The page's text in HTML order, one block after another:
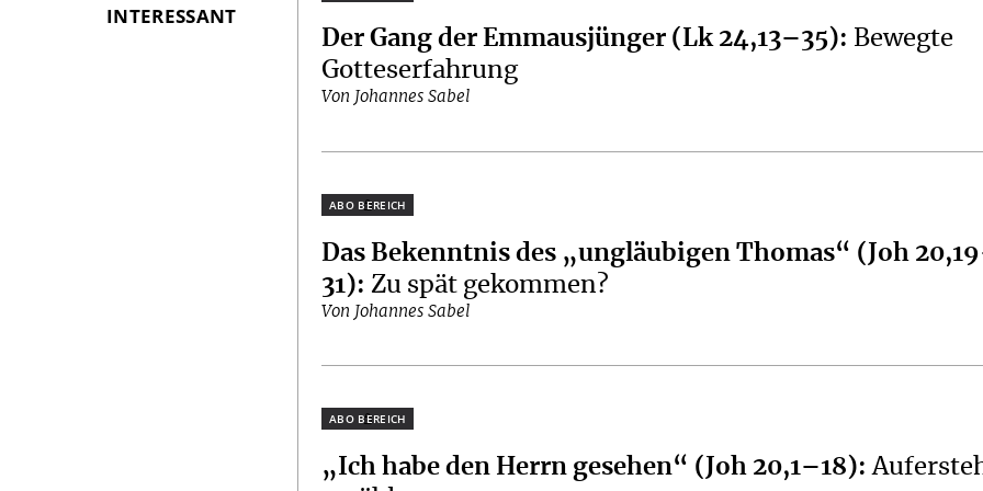
INTERESSANT
Der Gang der Emmausjünger (Lk 24,13–35): Bewegte
Gotteserfahrung
Von Johannes Sabel
Plus
Das Bekenntnis des „ungläubigen Thomas“ (Joh
31): Zu spät gekommen?
Von Johannes Sabel
Plus
„Ich habe den Herrn gesehen“ (Joh 20,1–18):